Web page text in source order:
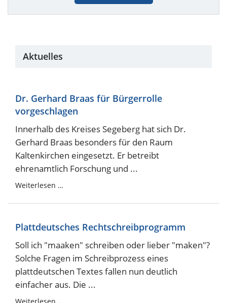
Aktuelles
Dr. Gerhard Braas für Bürgerrolle
vorgeschlagen
Innerhalb des Kreises Segeberg hat sich Dr.
Gerhard Braas besonders für den Raum
Kaltenkirchen eingesetzt. Er betreibt
ehrenamtlich Forschung und ...
Weiterlesen …
Plattdeutsches Rechtschreibprogramm
Soll ich "maaken" schreiben oder lieber "maken"?
Solche Fragen im Schreibprozess eines
plattdeutschen Textes fallen nun deutlich
einfacher aus. Die ...